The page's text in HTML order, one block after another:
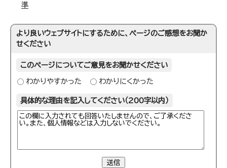
準
より良いウェブサイトにするために、ページのご感想をお聞か
せください
このページについてご意見をお聞かせください
わかりやすかった わかりにくかった
具体的な理由を記入してください（200字以内）
送信